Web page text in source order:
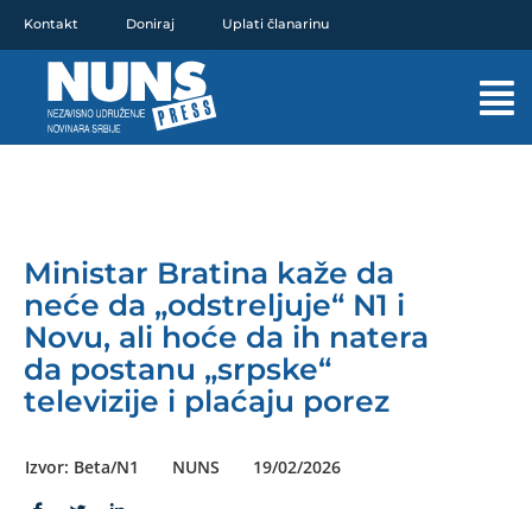
sadržaj
Kontakt Doniraj Uplati članarinu
Ministar Bratina kaže da
neće da „odstreljuje“ N1 i
Novu, ali hoće da ih natera
da postanu „srpske“
televizije i plaćaju porez
Izvor: Beta/N1 NUNS 19/02/2026